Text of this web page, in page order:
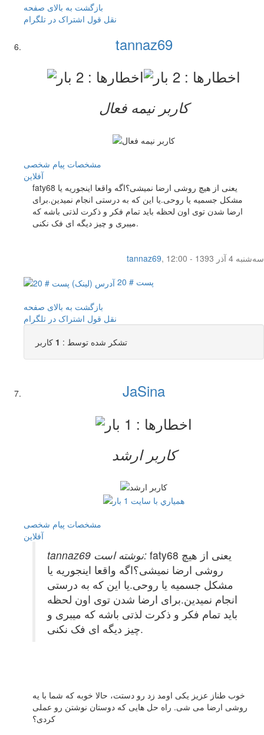
بازگشت به بالای صفحه
نقل قول اشتراک در تلگرام
tannaz69
کاربر نيمه فعال
مشخصات پیام شخصی
آفلاين
faty68 یعنی از هیچ روشی ارضا نمیشی؟اگه واقعا اینجوریه یا
مشکل جسمیه یا روحی.یا این که به درستی انجام نمیدین.برای
ارضا شدن توی اون لحظه باید تمام فکر و ذکرت لذتی باشه که
میبری و چیز دیگه ای فک نکنی.
tannaz69,
سه‌شنبه 4 آذر 1393 - 12:00
پست # 20
بازگشت به بالای صفحه
نقل قول اشتراک در تلگرام
تشکر شده توسط : 1 کاربر
JaSina
کاربر ارشد
مشخصات پیام شخصی
آفلاين
tannaz69 نوشته است: faty68 یعنی از هیچ
روشی ارضا نمیشی؟اگه واقعا اینجوریه یا
مشکل جسمیه یا روحی.یا این که به درستی
انجام نمیدین.برای ارضا شدن توی اون لحظه
باید تمام فکر و ذکرت لذتی باشه که میبری و
چیز دیگه ای فک نکنی.
خوب طناز عزيز يکی اومد زد رو دستت، حالا خوبه که شما با يه
روشی ارضا می شی. راه حل هايی که دوستان نوشتن رو عملی
کردی؟